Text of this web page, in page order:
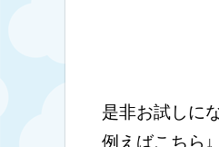
是非お試しに
例えばこちら↓